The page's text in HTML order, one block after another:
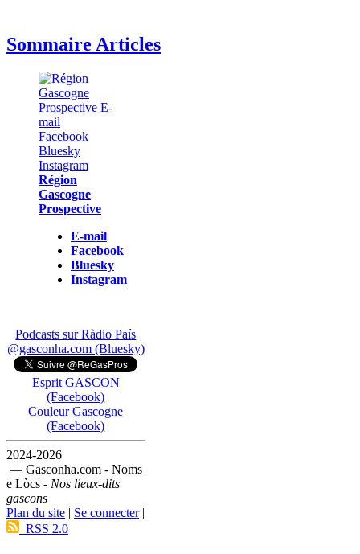
Sommaire Articles
Région
Gascogne
Prospective
E-mail
Facebook
Bluesky
Instagram
Podcasts sur Ràdio País
@gasconha.com (Bluesky)
Esprit GASCON
(Facebook)
Couleur Gascogne
(Facebook)
2024-2026
— Gasconha.com - Noms
e Lòcs - Nos lieux-dits
gascons
Plan du site | Se connecter|
RSS 2.0